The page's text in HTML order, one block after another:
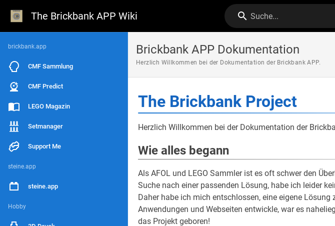
The Brickbank APP Wiki Suche...
brickbank.app
CMF Sammlung
CMF Predict
LEGO Magazin
Setmanager
Support Me
steine.app
steine.app
Hobby
Brickbank APP Dokumentation
Herzlich Willkommen bei der Dokumentation der Brickbank APP.
The Brickbank Project
Herzlich Willkommen bei der Dokumentation der
Wie alles begann
Als AFOL und LEGO Sammler ist es oft schwer den
Suche nach einer passenden Lösung, habe ich leider
Daher habe ich mich entschlossen, eine eigene
Anwendungen und Webseiten entwickle, war es
das Projekt geboren!